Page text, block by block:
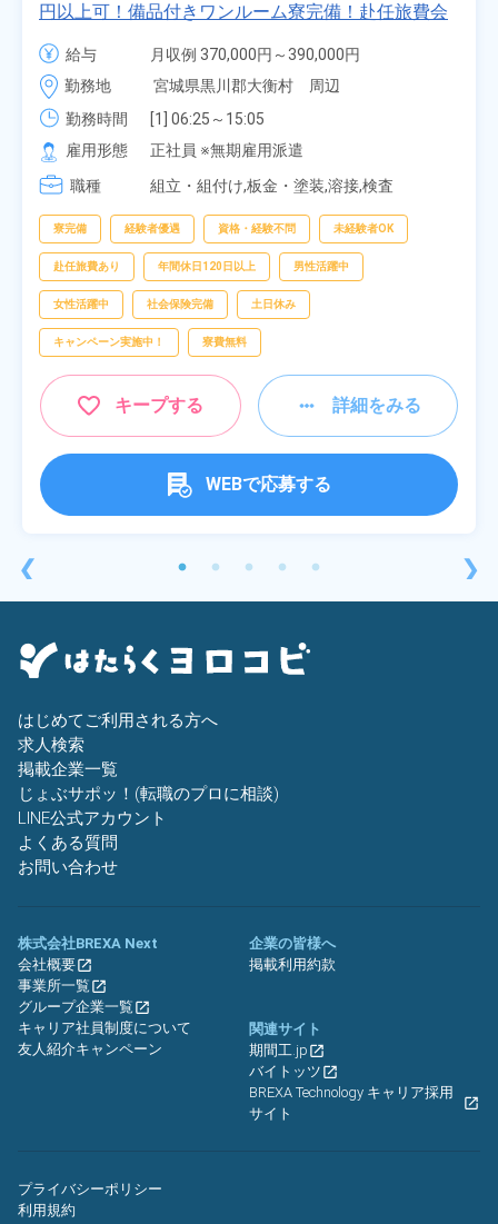
❮
円以上可！備品付きワンルーム寮完備！赴任旅費会
社負担★人気の土日休み！昇給＆業績賞与あり！
車・バイク通勤可！無料駐車場あり！カップルでの
応募OK★《宮城県大衡村》
給与
月収例 370,000円～390,000円
時給 1,700円～1,700円
勤務地
宮城県黒川郡大衡村　周辺
勤務時間
[1] 06:25～15:05
[2] 16:00～00:40
[3] 16:30～01:10
[4] 08:00～16:40
雇用形態
正社員 ※無期雇用派遣
職種
組立・組付け,板金・塗装,溶接,検査
寮完備 経験者優遇 資格・経験不問 未経験者OK
赴任旅費あり 年間休日120日以上 男性活躍中
女性活躍中 社会保険完備 土日休み
キャンペーン実施中！ 寮費無料
キープする 詳細をみる
WEBで応募する
❯
はじめてご利用される方へ
求人検索
掲載企業一覧
じょぶサポッ！(転職のプロに相談)
LINE公式アカウント
よくある質問
お問い合わせ
株式会社BREXA Next
会社概要
事業所一覧
グループ企業一覧
キャリア社員制度について
友人紹介キャンペーン
企業の皆様へ
掲載利用約款
関連サイト
期間工.jp
バイトッツ
BREXA Technology キャリア採用
サイト
プライバシーポリシー
利用規約